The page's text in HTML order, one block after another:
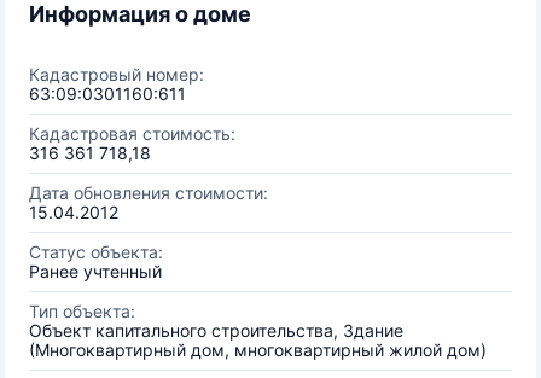
Информация о доме
Кадастровый номер:
63:09:0301160:611
Кадастровая стоимость:
316 361 718,18
Дата обновления стоимости:
15.04.2012
Статус объекта:
Ранее учтенный
Тип объекта:
Объект капитального строительства, Здание
(Многоквартирный дом, многоквартирный жилой дом)